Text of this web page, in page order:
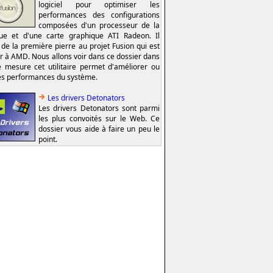
logiciel pour optimiser les
performances des configurations
composées d'un processeur de la
et d'une carte graphique ATI Radeon. Il
la première pierre au projet Fusion qui est
à AMD. Nous allons voir dans ce dossier dans
mesure cet utilitaire permet d'améliorer ou
performances du système.
Les drivers Detonators
Les drivers Detonators sont parmi
les plus convoités sur le Web. Ce
dossier vous aide à faire un peu le
point.